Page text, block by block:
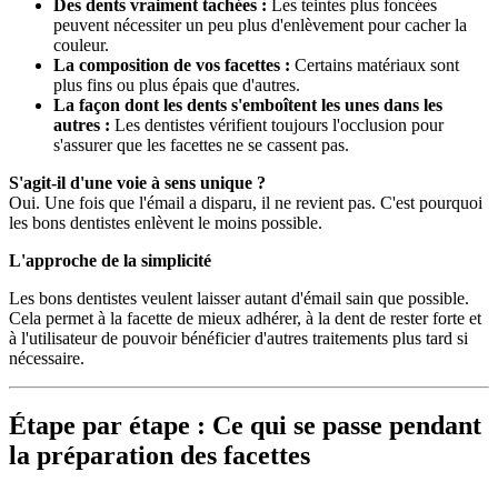
Des dents vraiment tachées : Les teintes plus foncées
peuvent nécessiter un peu plus d'enlèvement pour cacher la
couleur.
La composition de vos facettes : Certains matériaux sont
plus fins ou plus épais que d'autres.
La façon dont les dents s'emboîtent les unes dans les
autres : Les dentistes vérifient toujours l'occlusion pour
s'assurer que les facettes ne se cassent pas.
S'agit-il d'une voie à sens unique ?
Oui. Une fois que l'émail a disparu, il ne revient pas. C'est pourquoi
les bons dentistes enlèvent le moins possible.
L'approche de la simplicité
Les bons dentistes veulent laisser autant d'émail sain que possible.
Cela permet à la facette de mieux adhérer, à la dent de rester forte et
à l'utilisateur de pouvoir bénéficier d'autres traitements plus tard si
nécessaire.
Étape par étape : Ce qui se passe pendant
la préparation des facettes